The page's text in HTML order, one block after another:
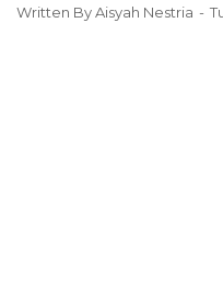
Written ByAisyah Nestria